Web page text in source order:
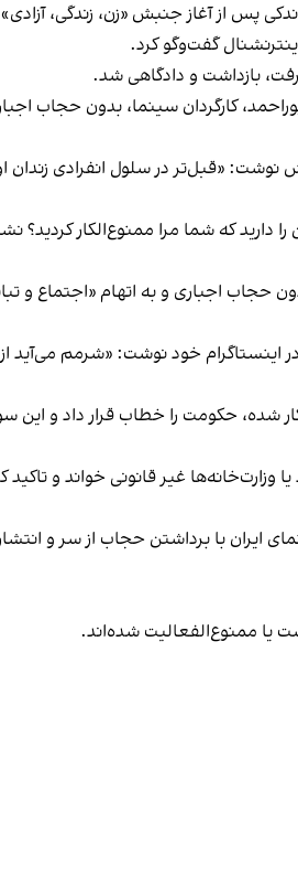
پس از آغاز جنبش «زن، زندگی،
گفت‌وگو کرد.
بازداشت و دادگاهی شد.
کارگردان سینما، بدون
نوشت: «قبل‌تر در سلول انفرادی زندان
دارید که شما مرا ممنوع‌الکار
از خود بدون حجاب اجباری و به اتهام
در اینستاگرام خود نوشت: «شرمم
شده، حکومت را خطاب قرار داد و این
غیر قانونی خواند و
ایران با برداشتن حجاب از سر و